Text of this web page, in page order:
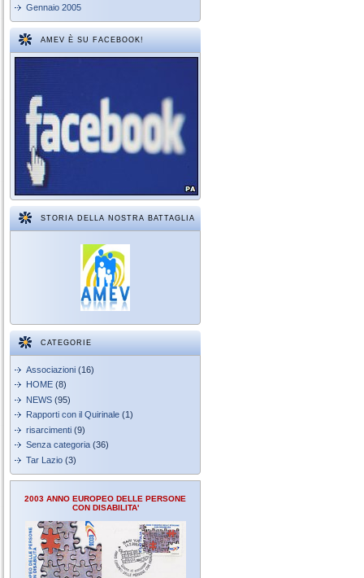
Gennaio 2005
AMEV È SU FACEBOOK!
STORIA DELLA NOSTRA BATTAGLIA
CATEGORIE
Associazioni (16)
HOME (8)
NEWS (95)
Rapporti con il Quirinale (1)
risarcimenti (9)
Senza categoria (36)
Tar Lazio (3)
2003 ANNO EUROPEO DELLE PERSONE
CON DISABILITA'